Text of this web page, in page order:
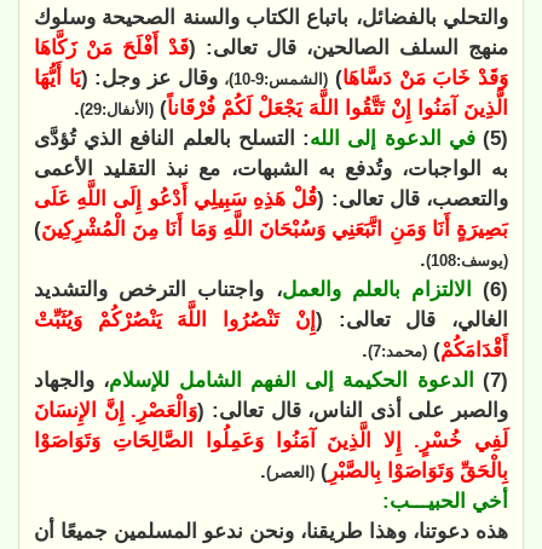
والتحلي بالفضائل، باتباع الكتاب والسنة الصحيحة وسلوك
منهج السلف الصالحين، قال تعالى: (قَدْ أَفْلَحَ مَنْ زَكَّاهَا
وَقَدْ خَابَ مَنْ دَسَّاهَا) (الشمس:9-10)، وقال عز وجل: (يَا أَيُّهَا
الَّذِينَ آمَنُوا إِنْ تَتَّقُوا اللَّهَ يَجْعَلْ لَكُمْ فُرْقَاناً) (الأنفال:29)
.
(5)
في الدعوة إلى الله: التسلح بالعلم النافع الذي تُؤدَّى
به الواجبات، وتُدفع به الشبهات، مع نبذ التقليد الأعمى
والتعصب، قال تعالى: (قُلْ هَذِهِ سَبِيلِي أَدْعُو إِلَى اللَّهِ عَلَى
بَصِيرَةٍ أَنَا وَمَنِ اتَّبَعَنِي وَسُبْحَانَ اللَّهِ وَمَا أَنَا مِنَ الْمُشْرِكِينَ)
(يوسف:108)
.
(6)
الالتزام بالعلم والعمل، واجتناب الترخص والتشديد
الغالي، قال تعالى: (إِنْ تَنْصُرُوا اللَّهَ يَنْصُرْكُمْ وَيُثَبِّتْ
أَقْدَامَكُمْ) (محمد:7)
.
(7)
الدعوة الحكيمة إلى الفهم الشامل للإسلام، والجهاد
والصبر على أذى الناس، قال تعالى: (وَالْعَصْرِ. إِنَّ الإِنسَانَ
لَفِي خُسْرٍ. إِلا الَّذِينَ آمَنُوا وَعَمِلُوا الصَّالِحَاتِ وَتَوَاصَوْا
بِالْحَقِّ وَتَوَاصَوْا بِالصَّبْرِ ) (العصر).
أخي الحبيـــب:
هذه دعوتنا، وهذا طريقنا، ونحن ندعو المسلمين جميعًا أن